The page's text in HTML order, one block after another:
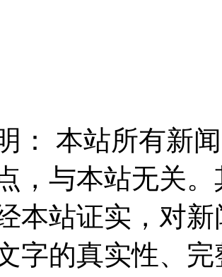
： 本站所有新
，与本站无关
本站证实，对
字的真实性、